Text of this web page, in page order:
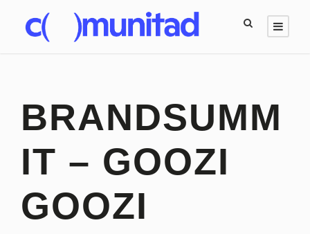
BRANDSUMM
IT – GOOZI
GOOZI